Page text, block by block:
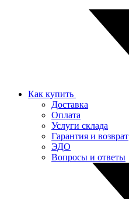
Как купить
Доставка
Оплата
Услуги склада
Гарантия и возврат
ЭДО
Вопросы и ответы